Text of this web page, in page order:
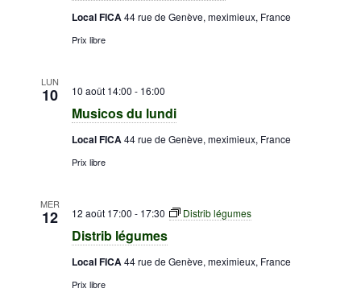
Local FICA44 rue de Genève, meximieux, France
Prix libre
LUN
10
Musicos du lundi
10 août 14:00 - 16:00
Local FICA44 rue de Genève, meximieux, France
Prix libre
MER
12
Distrib légumes
12 août 17:00 - 17:30 Distrib légumes
Local FICA44 rue de Genève, meximieux, France
Prix libre